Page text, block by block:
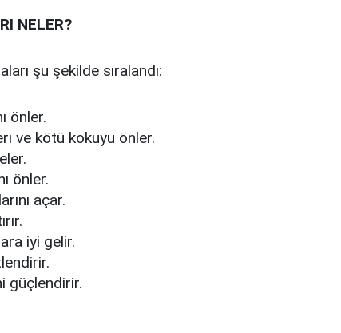
NELER?
şu şekilde sıralandı:
önler.
ve kötü kokuyu önler.
önler.
açar.
iyi gelir.
güçlendirir.